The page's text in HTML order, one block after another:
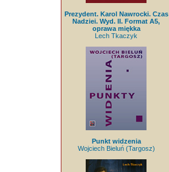
Prezydent. Karol Nawrocki. Czas
Nadziei. Wyd. II. Format A5,
oprawa miękka
Lech Tkaczyk
Punkt widzenia
Wojciech Bieluń (Targosz)